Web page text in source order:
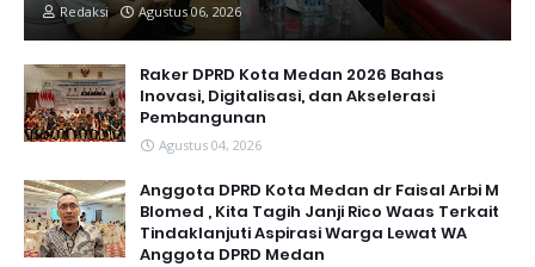
Redaksi Agustus 06, 2026
Raker DPRD Kota Medan 2026 Bahas
Inovasi, Digitalisasi, dan Akselerasi
Pembangunan
Agustus 04, 2026
Anggota DPRD Kota Medan dr Faisal Arbi M
Blomed , Kita Tagih Janji Rico Waas Terkait
Tindaklanjuti Aspirasi Warga Lewat WA
Anggota DPRD Medan